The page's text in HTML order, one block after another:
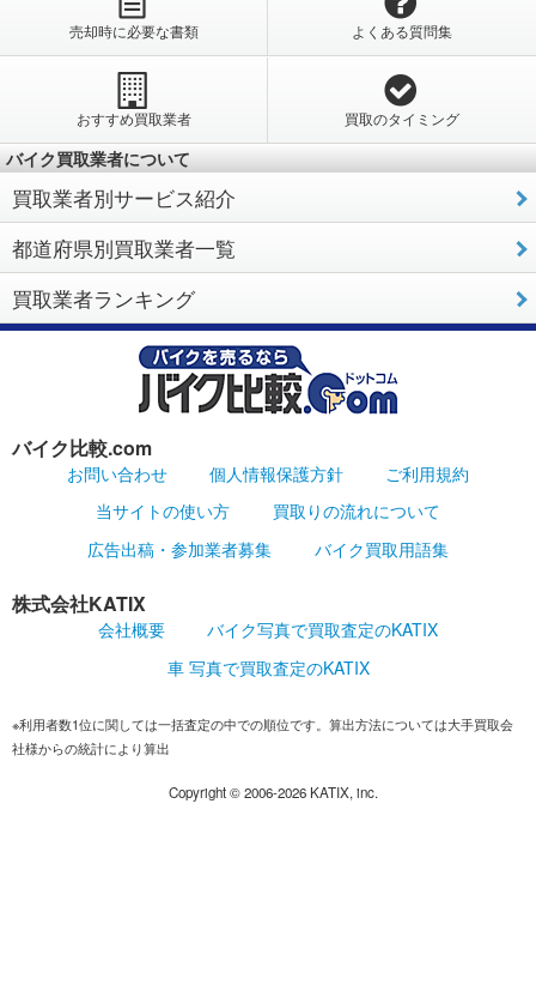
売却時に必要な書類 よくある質問集
おすすめ買取業者 買取のタイミング
バイク買取業者について
買取業者別サービス紹介
都道府県別買取業者一覧
買取業者ランキング
バイク比較.com
お問い合わせ 個人情報保護方針
ご利用規約
当サイトの使い方
買取りの流れについて
広告出稿・参加業者募集
バイク買取用語集
株式会社KATIX
会社概要
バイク写真で買取査定のKATIX
車 写真で買取査定のKATIX
※利用者数1位に関しては一括査定の中での順位です。算出方法については大手買取会
社様からの統計により算出
Copyright ©2006-2026KATIX, inc.